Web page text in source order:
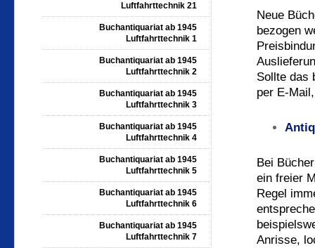
Neue
bezogen
Sollte das
per E-
Bei
ein freier
Regel
Anrisse,
Luftfahrttechnik 21
Buchantiquariat ab 1945
Luftfahrttechnik 1
Buchantiquariat ab 1945
Luftfahrttechnik 2
Buchantiquariat ab 1945
Luftfahrttechnik 3
Buchantiquariat ab 1945
Luftfahrttechnik 4
Buchantiquariat ab 1945
Luftfahrttechnik 5
Buchantiquariat ab 1945
Luftfahrttechnik 6
Buchantiquariat ab 1945
Luftfahrttechnik 7